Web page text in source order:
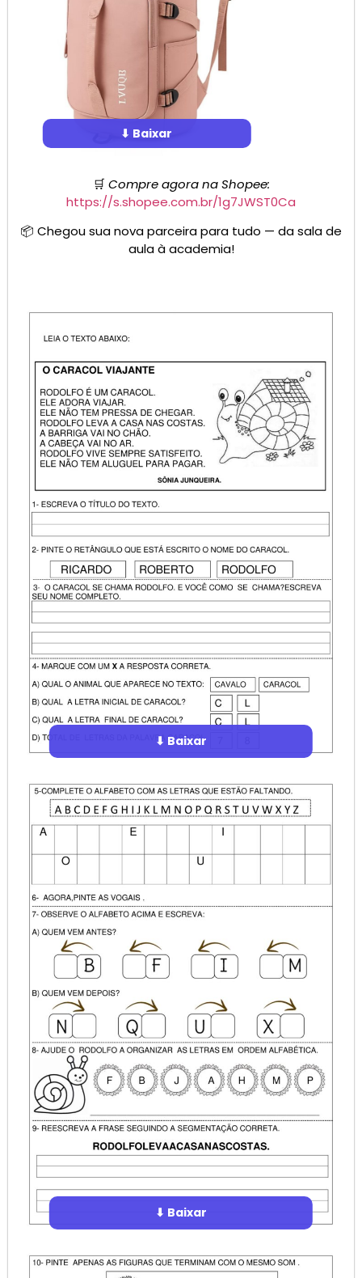
⬇ Baixar
🛒 Compre agora na Shopee:
https://s.shopee.com.br/1g7JWST0Ca
📦 Chegou sua nova parceira para tudo — da sala de
aula à academia!
⬇ Baixar
⬇ Baixar